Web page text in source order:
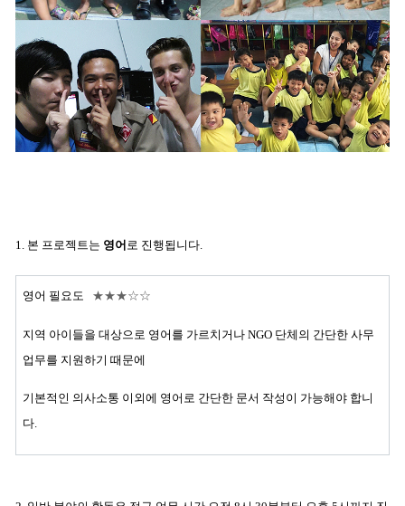
1. 본 프로젝트는 영어 로 진행됩니다.
영어 필요도 ★★★☆☆
지역 아이들을 대상으로 영어를 가르치거나 NGO 단체의 간단한 사무
업무를 지원하기 때문에
기본적인 의사소통 이외에 영어로 간단한 문서 작성이 가능해야 합니
다.